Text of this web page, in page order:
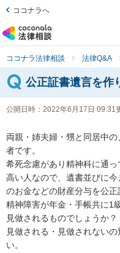
ココナラへ
ココナラ法律相談 法律Q&A
公正証書遺言を作
公開日時： 2022年6月17日 09:31
両親・姉夫婦・甥と同居中
者です。
希死念慮があり精神科に通
高い人なので、遺書並びに
のお金などの財産分与を公正
精神障害が年金・手帳共に1
見做されるものでしょうか？
見做される・見做されない
い。